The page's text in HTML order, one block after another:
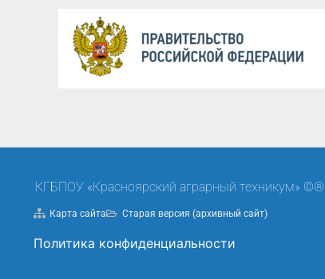
КГБПОУ «Красноярский аграрный техникум»
Карта сайта Старая версия (архивный сайт)
Политика конфиденциальности